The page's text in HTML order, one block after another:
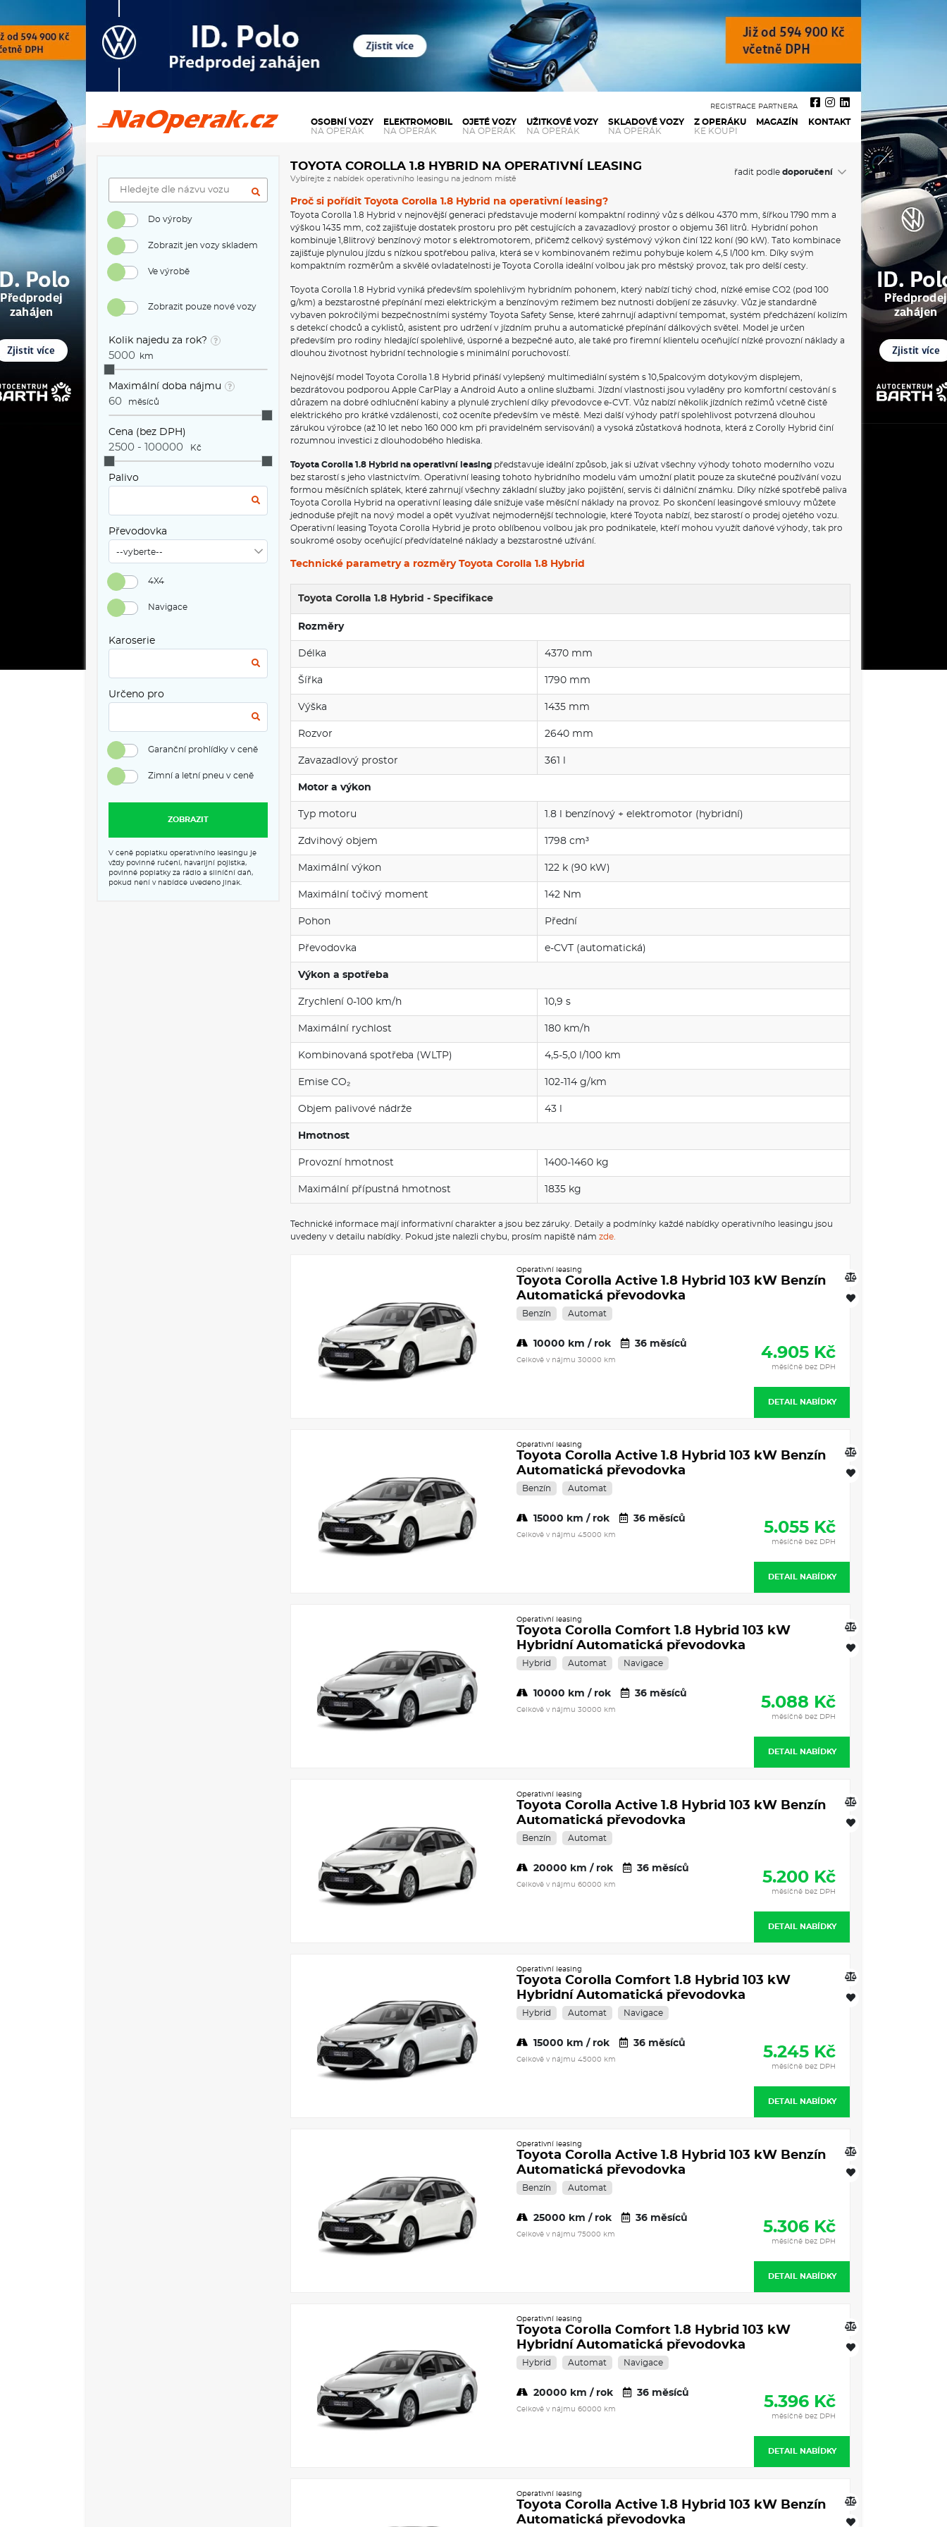
Toyota Corolla 1.8 Hybrid na operativní leasing
OSOBNÍ VOZY
NA OPERÁK
ELEKTROMOBIL
NA OPERÁK
OJETÉ VOZY
NA OPERÁK
UŽITKOVÉ VOZY
NA OPERÁK
SKLADOVÉ VOZY
NA OPERÁK
Z OPERÁKU
KE KOUPI
MAGAZÍN KONTAKT
REGISTRACE PARTNERA
Do výroby
Zobrazit jen vozy skladem
Ve výrobě
Zobrazit pouze nové vozy
Kolik najedu za rok?
km
Maximální doba nájmu
měsíců
Cena (bez DPH)
Kč
Palivo
Převodovka
4X4
Navigace
Karoserie
Určeno pro
Garanční prohlídky v ceně
Zimní a letní pneu v ceně
ZOBRAZIT
V ceně poplatku operativního leasingu je
vždy povinné ručení, havarijní pojistka,
povinné poplatky za rádio a silníční daň,
pokud není v nabídce uvedeno jinak.
TOYOTA COROLLA 1.8 HYBRID NA OPERATIVNÍ LEASING
Vybírejte z nabídek operativního leasingu na jednom místě
řadit podle
Proč si pořídit Toyota Corolla 1.8 Hybrid na operativní leasing?
Toyota Corolla 1.8 Hybrid v nejnovější generaci představuje moderní kompaktní rodinný vůz s délkou 4370 mm, šířkou 1790 mm a
výškou 1435 mm, což zajišťuje dostatek prostoru pro pět cestujících a zavazadlový prostor o objemu 361 litrů. Hybridní pohon
kombinuje 1,8litrový benzínový motor s elektromotorem, přičemž celkový systémový výkon činí 122 koní (90 kW). Tato kombinace
zajišťuje plynulou jízdu s nízkou spotřebou paliva, která se v kombinovaném režimu pohybuje kolem 4,5 l/100 km. Díky svým
kompaktním rozměrům a skvělé ovladatelnosti je Toyota Corolla ideální volbou jak pro městský provoz, tak pro delší cesty.
Toyota Corolla 1.8 Hybrid vyniká především spolehlivým hybridním pohonem, který nabízí tichý chod, nízké emise CO2 (pod 100
g/km) a bezstarostné přepínání mezi elektrickým a benzínovým režimem bez nutnosti dobíjení ze zásuvky. Vůz je standardně
vybaven pokročilými bezpečnostními systémy Toyota Safety Sense, které zahrnují adaptivní tempomat, systém předcházení kolizím
s detekcí chodců a cyklistů, asistent pro udržení v jízdním pruhu a automatické přepínání dálkových světel. Model je určen
především pro rodiny hledající spolehlivé, úsporné a bezpečné auto, ale také pro firemní klientelu oceňující nízké provozní náklady a
dlouhou životnost hybridní technologie s minimální poruchovostí.
Nejnovější model Toyota Corolla 1.8 Hybrid přináší vylepšený multimediální systém s 10,5palcovým dotykovým displejem,
bezdrátovou podporou Apple CarPlay a Android Auto a online službami. Jízdní vlastnosti jsou vyladěny pro komfortní cestování s
důrazem na dobré odhlučnění kabiny a plynulé zrychlení díky převodovce e-CVT. Vůz nabízí několik jízdních režimů včetně čistě
elektrického pro krátké vzdálenosti, což oceníte především ve městě. Mezi další výhody patří spolehlivost potvrzená dlouhou
zárukou výrobce (až 10 let nebo 160 000 km při pravidelném servisování) a vysoká zůstatková hodnota, která z Corolly Hybrid činí
rozumnou investici z dlouhodobého hlediska.
Toyota Corolla 1.8 Hybrid na operativní leasing představuje ideální způsob, jak si užívat všechny výhody tohoto moderního vozu
bez starostí s jeho vlastnictvím. Operativní leasing tohoto hybridního modelu vám umožní platit pouze za skutečné používání vozu
formou měsíčních splátek, které zahrnují všechny základní služby jako pojištění, servis či dálniční známku. Díky nízké spotřebě paliva
Toyota Corolla Hybrid na operativní leasing dále snižuje vaše měsíční náklady na provoz. Po skončení leasingové smlouvy můžete
jednoduše přejít na nový model a opět využívat nejmodernější technologie, které Toyota nabízí, bez starostí o prodej ojetého vozu.
Operativní leasing Toyota Corolla Hybrid je proto oblíbenou volbou jak pro podnikatele, kteří mohou využít daňové výhody, tak pro
soukromé osoby oceňující předvídatelné náklady a bezstarostné užívání.
Technické parametry a rozměry Toyota Corolla 1.8 Hybrid
Toyota Corolla 1.8 Hybrid - Specifikace
Rozměry
Délka 4370 mm
Šířka 1790 mm
Výška 1435 mm
Rozvor 2640 mm
Zavazadlový prostor 361 l
Motor a výkon
Typ motoru 1.8 l benzínový + elektromotor (hybridní)
Zdvihový objem 1798 cm³
Maximální výkon 122 k (90 kW)
Maximální točivý moment 142 Nm
Pohon Přední
Převodovka e-CVT (automatická)
Výkon a spotřeba
Zrychlení 0-100 km/h 10,9 s
Maximální rychlost 180 km/h
Kombinovaná spotřeba (WLTP) 4,5-5,0 l/100 km
Emise CO₂ 102-114 g/km
Objem palivové nádrže 43 l
Hmotnost
Provozní hmotnost 1400-1460 kg
Maximální přípustná hmotnost 1835 kg
Technické informace mají informativní charakter a jsou bez záruky. Detaily a podmínky každé nabídky operativního leasingu jsou
uvedeny v detailu nabídky. Pokud jste nalezli chybu, prosím napiště nám zde.
Operativní leasing
Toyota Corolla Active 1.8 Hybrid 103 kW Benzín
Automatická převodovka
Benzín Automat
10000 km / rok 36 měsíců
Celkově v nájmu 30000 km 4.905 Kč
měsíčně bez DPH
DETAIL NABÍDKY
Operativní leasing
Toyota Corolla Active 1.8 Hybrid 103 kW Benzín
Automatická převodovka
Benzín Automat
15000 km / rok 36 měsíců
Celkově v nájmu 45000 km 5.055 Kč
měsíčně bez DPH
DETAIL NABÍDKY
Operativní leasing
Toyota Corolla Comfort 1.8 Hybrid 103 kW
Hybridní Automatická převodovka
Hybrid Automat Navigace
10000 km / rok 36 měsíců
Celkově v nájmu 30000 km 5.088 Kč
měsíčně bez DPH
DETAIL NABÍDKY
Operativní leasing
Toyota Corolla Active 1.8 Hybrid 103 kW Benzín
Automatická převodovka
Benzín Automat
20000 km / rok 36 měsíců
Celkově v nájmu 60000 km 5.200 Kč
měsíčně bez DPH
DETAIL NABÍDKY
Operativní leasing
Toyota Corolla Comfort 1.8 Hybrid 103 kW
Hybridní Automatická převodovka
Hybrid Automat Navigace
15000 km / rok 36 měsíců
Celkově v nájmu 45000 km 5.245 Kč
měsíčně bez DPH
DETAIL NABÍDKY
Operativní leasing
Toyota Corolla Active 1.8 Hybrid 103 kW Benzín
Automatická převodovka
Benzín Automat
25000 km / rok 36 měsíců
Celkově v nájmu 75000 km 5.306 Kč
měsíčně bez DPH
DETAIL NABÍDKY
Operativní leasing
Toyota Corolla Comfort 1.8 Hybrid 103 kW
Hybridní Automatická převodovka
Hybrid Automat Navigace
20000 km / rok 36 měsíců
Celkově v nájmu 60000 km 5.396 Kč
měsíčně bez DPH
DETAIL NABÍDKY
Operativní leasing
Toyota Corolla Active 1.8 Hybrid 103 kW Benzín
Automatická převodovka